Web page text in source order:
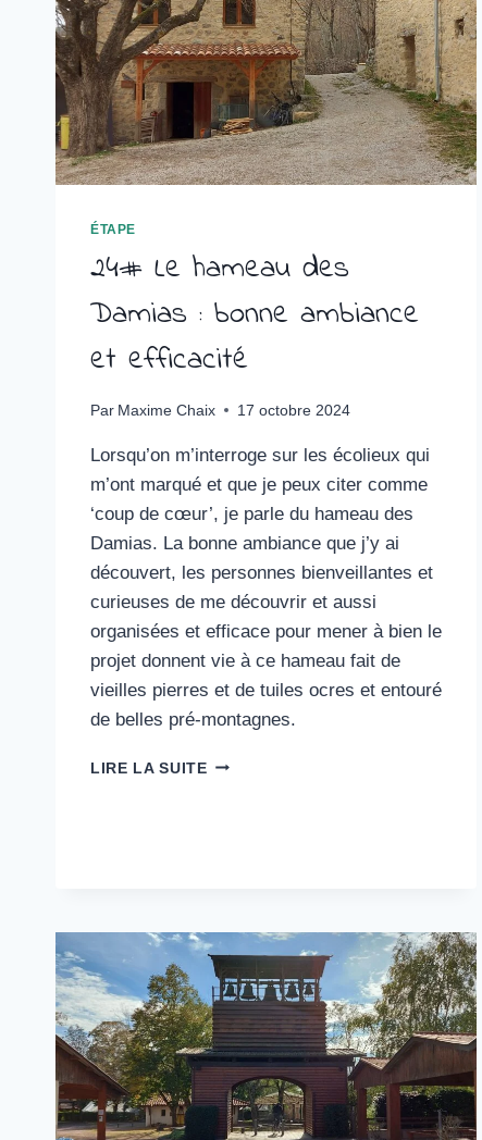
ÉTAPE
24# Le hameau des
Damias : bonne ambiance
et efficacité
Par Maxime Chaix 17 octobre 2024
Lorsqu’on m’interroge sur les écolieux qui
m’ont marqué et que je peux citer comme
‘coup de cœur’, je parle du hameau des
Damias. La bonne ambiance que j’y ai
découvert, les personnes bienveillantes et
curieuses de me découvrir et aussi
organisées et efficace pour mener à bien le
projet donnent vie à ce hameau fait de
vieilles pierres et de tuiles ocres et entouré
de belles pré-montagnes.
LIRE LA SUITE24#
ET
EFFICACITÉ